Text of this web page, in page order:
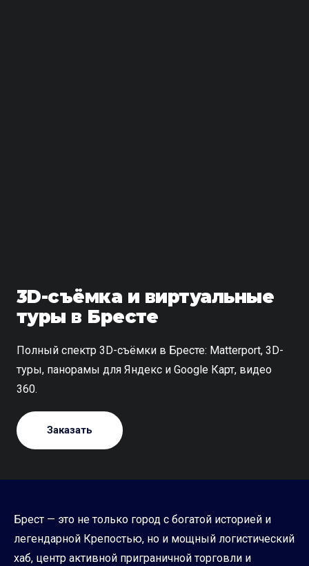
3D-съёмка и виртуальные
туры в Бресте
Полный спектр 3D-съёмки в Бресте: Matterport, 3D-
туры, панорамы для Яндекс и Google Карт, видео
360.
Заказать
Брест — это не только город с богатой историей и
легендарной Крепостью, но и мощный логистический
хаб, центр активной приграничной торговли и